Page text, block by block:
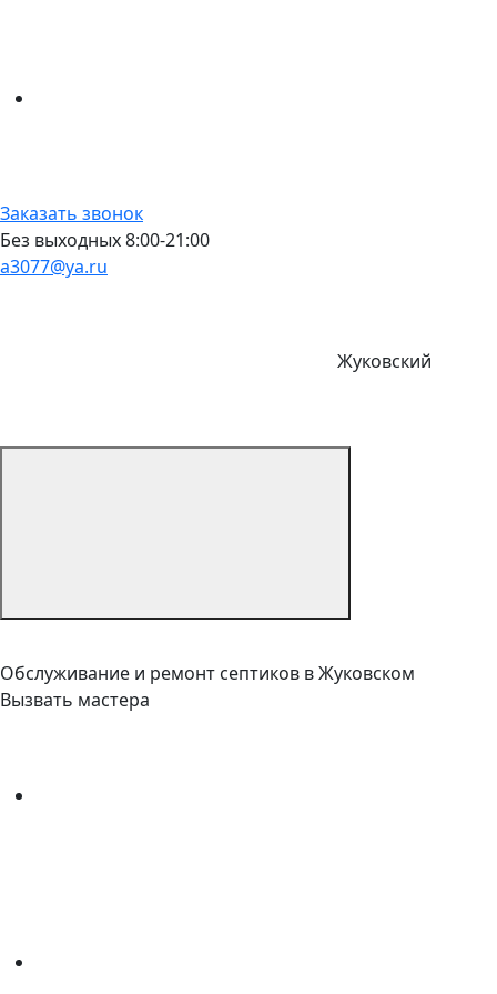
Заказать звонок
Без выходных 8:00-21:00
a3077@ya.ru
Жуковский
Обслуживание и ремонт септиков в Жуковском
Вызвать мастера